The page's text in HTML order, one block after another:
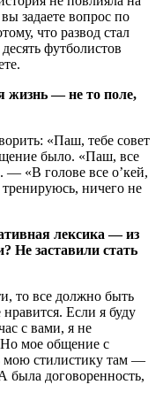
задаете вопрос по
что развод стал
футболистов
жизнь — не то поле,
«Паш, тебе совет
было. «Паш, все
«В голове все о’кей,
ничего не
лексика — из
Не заставили стать
то все должно быть
Если я буду
с вами, я не
Но мое общение с
мою стилистику там —
была договоренность,